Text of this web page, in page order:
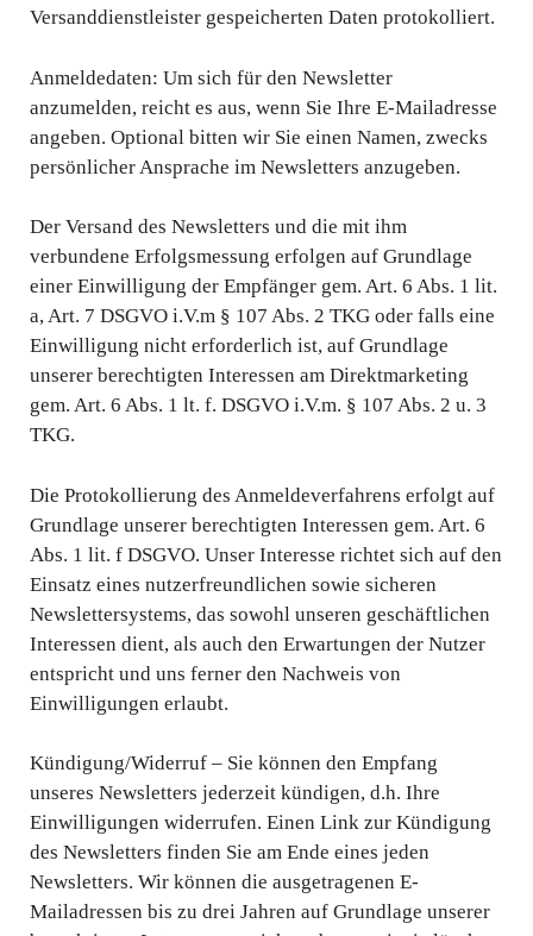
Versanddienstleister gespeicherten Daten protokolliert.
Anmeldedaten: Um sich für den Newsletter
anzumelden, reicht es aus, wenn Sie Ihre E-Mailadresse
angeben. Optional bitten wir Sie einen Namen, zwecks
persönlicher Ansprache im Newsletters anzugeben.
Der Versand des Newsletters und die mit ihm
verbundene Erfolgsmessung erfolgen auf Grundlage
einer Einwilligung der Empfänger gem. Art. 6 Abs. 1 lit.
a, Art. 7 DSGVO i.V.m § 107 Abs. 2 TKG oder falls eine
Einwilligung nicht erforderlich ist, auf Grundlage
unserer berechtigten Interessen am Direktmarketing
gem. Art. 6 Abs. 1 lt. f. DSGVO i.V.m. § 107 Abs. 2 u. 3
TKG.
Die Protokollierung des Anmeldeverfahrens erfolgt auf
Grundlage unserer berechtigten Interessen gem. Art. 6
Abs. 1 lit. f DSGVO. Unser Interesse richtet sich auf den
Einsatz eines nutzerfreundlichen sowie sicheren
Newslettersystems, das sowohl unseren geschäftlichen
Interessen dient, als auch den Erwartungen der Nutzer
entspricht und uns ferner den Nachweis von
Einwilligungen erlaubt.
Kündigung/Widerruf – Sie können den Empfang
unseres Newsletters jederzeit kündigen, d.h. Ihre
Einwilligungen widerrufen. Einen Link zur Kündigung
des Newsletters finden Sie am Ende eines jeden
Newsletters. Wir können die ausgetragenen E-
Mailadressen bis zu drei Jahren auf Grundlage unserer